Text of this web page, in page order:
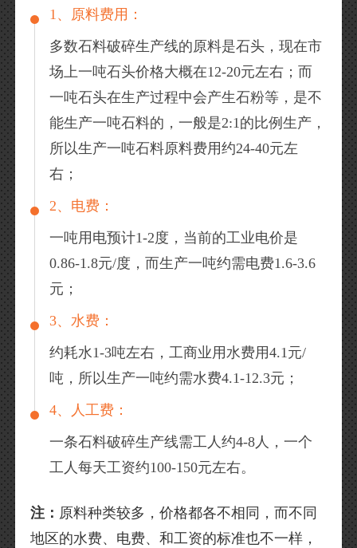
1、原料费用：
多数石料破碎生产线的原料是石头，现在市
场上一吨石头价格大概在12-20元左右；而
一吨石头在生产过程中会产生石粉等，是不
能生产一吨石料的，一般是2:1的比例生产，
所以生产一吨石料原料费用约24-40元左
右；
2、电费：
一吨用电预计1-2度，当前的工业电价是
0.86-1.8元/度，而生产一吨约需电费1.6-3.6
元；
3、水费：
约耗水1-3吨左右，工商业用水费用4.1元/
吨，所以生产一吨约需水费4.1-12.3元；
4、人工费：
一条石料破碎生产线需工人约4-8人，一个
工人每天工资约100-150元左右。
注： 原料种类较多，价格都各不相同，而不同
地区的水费、电费、和工资的标准也不一样，